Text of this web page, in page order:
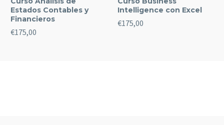
Estados Contables y
Financieros
€175,00
Intelligence con Excel
€175,00